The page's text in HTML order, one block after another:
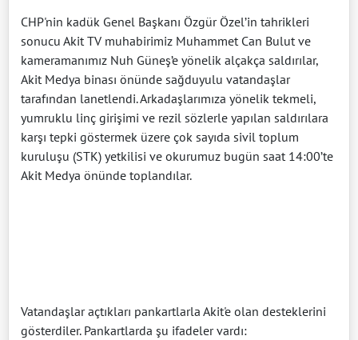
CHP'nin kadük Genel Başkanı Özgür Özel’in tahrikleri
sonucu Akit TV muhabirimiz Muhammet Can Bulut ve
kameramanımız Nuh Güneş’e yönelik alçakça saldırılar,
Akit Medya binası önünde sağduyulu vatandaşlar
tarafından lanetlendi. Arkadaşlarımıza yönelik tekmeli,
yumruklu linç girişimi ve rezil sözlerle yapılan saldırılara
karşı tepki göstermek üzere çok sayıda sivil toplum
kuruluşu (STK) yetkilisi ve okurumuz bugün saat 14:00’te
Akit Medya önünde toplandılar.
Vatandaşlar açtıkları pankartlarla Akit'e olan desteklerini
gösterdiler. Pankartlarda şu ifadeler vardı: